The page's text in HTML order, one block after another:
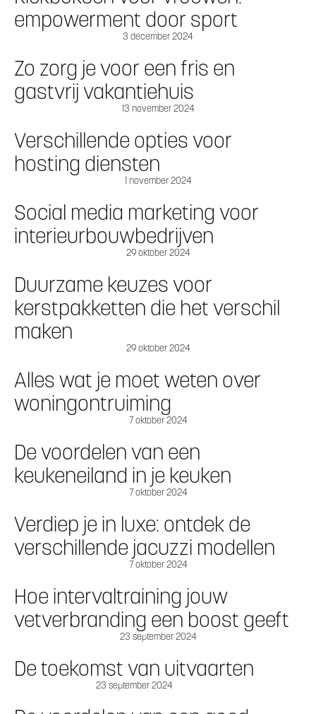
empowerment door sport
3 december 2024
Zo zorg je voor een fris en
gastvrij vakantiehuis
13 november 2024
Verschillende opties voor
hosting diensten
1 november 2024
Social media marketing voor
interieurbouwbedrijven
29 oktober 2024
Duurzame keuzes voor
kerstpakketten die het verschil
maken
29 oktober 2024
Alles wat je moet weten over
woningontruiming
7 oktober 2024
De voordelen van een
keukeneiland in je keuken
7 oktober 2024
Verdiep je in luxe: ontdek de
verschillende jacuzzi modellen
7 oktober 2024
Hoe intervaltraining jouw
vetverbranding een boost geeft
23 september 2024
De toekomst van uitvaarten
23 september 2024